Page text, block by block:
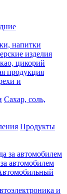
напитки
изделия
цикорий
продукция
и
Сахар, соль,
Продукты
автомобилем
и